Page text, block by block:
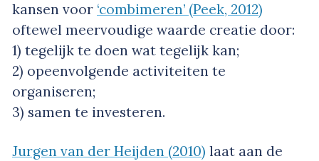
kansen voor ‘combimeren’ (Peek, 2012)
oftewel meervoudige waarde creatie door:
1) tegelijk te doen wat tegelijk kan;
2) opeenvolgende activiteiten te
organiseren;
3) samen te investeren.
Jurgen van der Heijden (2010) laat aan de